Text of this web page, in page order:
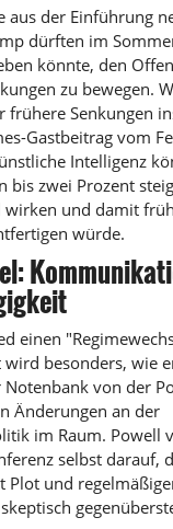
aus der Einführung
dürften im
könnte, den
zu bewegen.
frühere Senkungen
Gastbeitrag vom
Intelligenz
bis zwei Prozent
und damit
würde.
einen
wird besonders, wie
Notenbank von der
Änderungen an der
im Raum. Powell
selbst darauf,
Plot und